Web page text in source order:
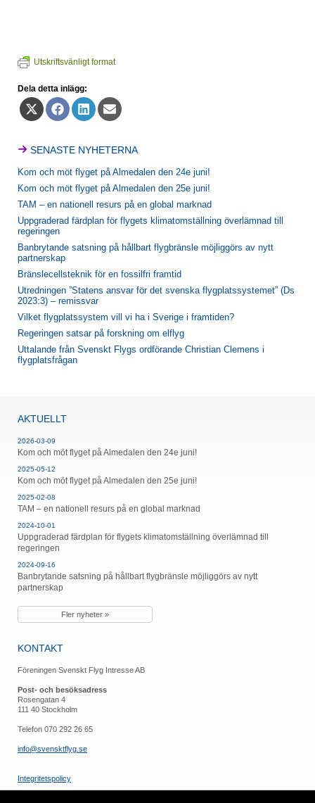
Utskriftsvänligt format
Dela detta inlägg:
Dela
på
Dela
på
Dela
på
Dela
på
SENASTE NYHETERNA
Kom och möt flyget på Almedalen den 24e juni!
Kom och möt flyget på Almedalen den 25e juni!
TAM – en nationell resurs på en global marknad
Uppgraderad färdplan för flygets klimatomställning överlämnad till
regeringen
Banbrytande satsning på hållbart flygbränsle möjliggörs av nytt
partnerskap
Bränslecellsteknik för en fossilfri framtid
Utredningen ”Statens ansvar för det svenska flygplatssystemet” (Ds
2023:3) – remissvar
Vilket flygplatssystem vill vi ha i Sverige i framtiden?
Regeringen satsar på forskning om elflyg
Uttalande från Svenskt Flygs ordförande Christian Clemens i
flygplatsfrågan
AKTUELLT
2026-03-09
Kom och möt flyget på Almedalen den 24e juni!
2025-05-12
Kom och möt flyget på Almedalen den 25e juni!
2025-02-08
TAM – en nationell resurs på en global marknad
2024-10-01
Uppgraderad färdplan för flygets klimatomställning överlämnad till
regeringen
2024-09-16
Banbrytande satsning på hållbart flygbränsle möjliggörs av nytt
partnerskap
Fler nyheter »
KONTAKT
Föreningen Svenskt Flyg Intresse AB
Post- och besöksadress
Rosengatan 4
111 40 Stockholm
Telefon 070 292 26 65
info@svensktflyg.se
Integritetspolicy